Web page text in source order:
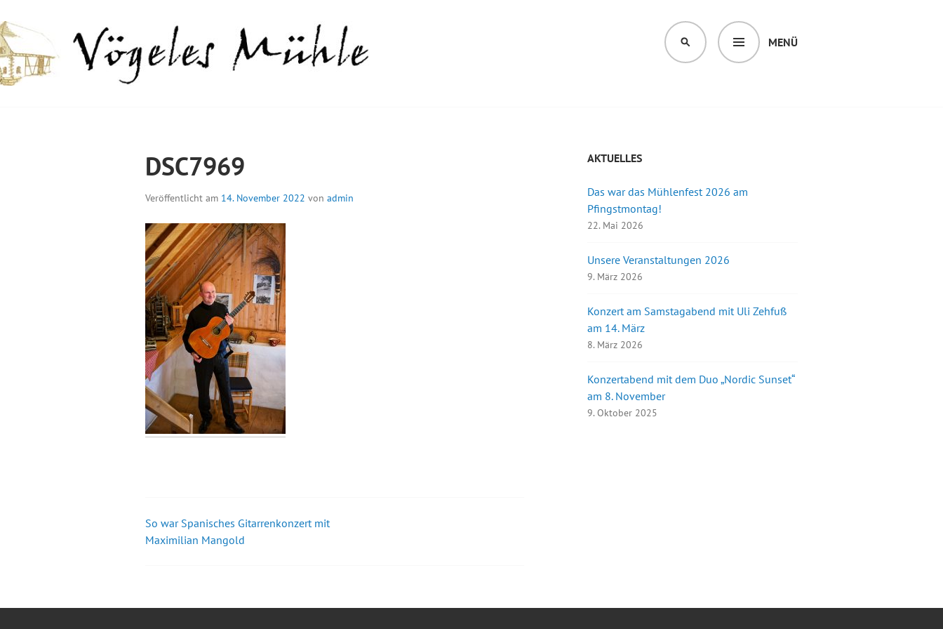
zum
Inhalt
MENÜ
SUCHEN
DSC7969
Veröffentlicht am 14. November 2022 von admin
Beitrags-
So war Spanisches Gitarrenkonzert mit
Maximilian Mangold
AKTUELLES
Das war das Mühlenfest 2026 am
Pfingstmontag!
22. Mai 2026
Unsere Veranstaltungen 2026
9. März 2026
Konzert am Samstagabend mit Uli Zehfuß
am 14. März
8. März 2026
Konzertabend mit dem Duo „Nordic Sunset“
am 8. November
9. Oktober 2025